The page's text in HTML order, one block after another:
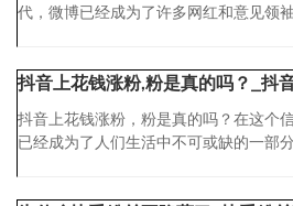
代，微博已经成为了许多网红和意见领
抖音上花钱涨粉,粉是真的吗？_抖
抖音上花钱涨粉，粉是真的吗？在这个
已经成为了人们生活中不可或缺的一部